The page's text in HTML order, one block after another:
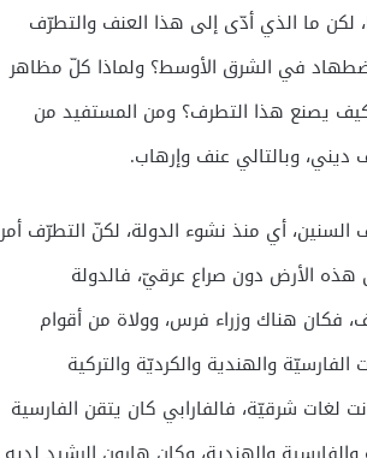
لكن ما الذي أدّى إلى هذا العنف والتطرّف
في الشرق الأوسط؟ ولماذا كلّ مظاهر
يصنع هذا التطرف؟ ومن المستفيد من
وبالتالي عنف وإرهاب.
أي منذ نشوء الدولة، لكنّ التطرّف أمر
الأرض دون صراع عرقيّ، فالدولة
فكان هناك وزراء فرس، وولاة من أقوام
والهندية والكرديّة والتركية
شرقيّة، فالفارابي كان يتقن الفارسية